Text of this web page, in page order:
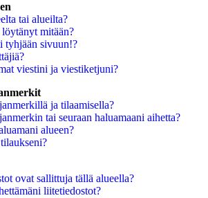
tai alueilta?
mitään?
tyhjään sivuun!?
viestini ja viestiketjuni?
ja tilaamisella?
tai seuraan haluamaani aihetta?
alueen?
ovat sallittuja tällä alueella?
liitetiedostot?